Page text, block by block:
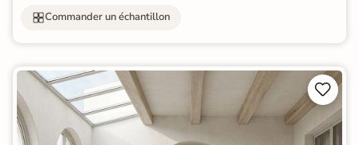
Commander un échantillon

